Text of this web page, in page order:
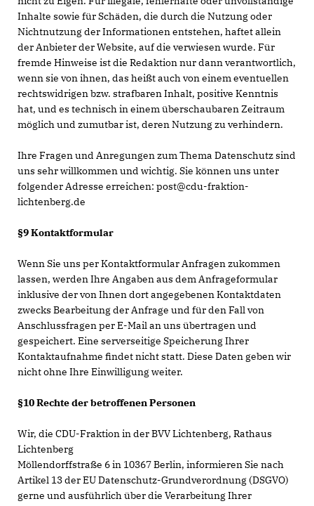
Inhalte sowie für Schäden, die durch die Nutzung oder
Nichtnutzung der Informationen entstehen, haftet allein
der Anbieter der Website, auf die verwiesen wurde. Für
fremde Hinweise ist die Redaktion nur dann verantwortlich,
wenn sie von ihnen, das heißt auch von einem eventuellen
rechtswidrigen bzw. strafbaren Inhalt, positive Kenntnis
hat, und es technisch in einem überschaubaren Zeitraum
möglich und zumutbar ist, deren Nutzung zu verhindern.
Ihre Fragen und Anregungen zum Thema Datenschutz sind
uns sehr willkommen und wichtig. Sie können uns unter
folgender Adresse erreichen: post@cdu-fraktion-
lichtenberg.de
§9 Kontaktformular
Wenn Sie uns per Kontaktformular Anfragen zukommen
lassen, werden Ihre Angaben aus dem Anfrageformular
inklusive der von Ihnen dort angegebenen Kontaktdaten
zwecks Bearbeitung der Anfrage und für den Fall von
Anschlussfragen per E-Mail an uns übertragen und
gespeichert. Eine serverseitige Speicherung Ihrer
Kontaktaufnahme findet nicht statt. Diese Daten geben wir
nicht ohne Ihre Einwilligung weiter.
§10 Rechte der betroffenen Personen
Wir, die CDU-Fraktion in der BVV Lichtenberg, Rathaus
Lichtenberg
Möllendorffstraße 6 in 10367 Berlin, informieren Sie nach
Artikel 13 der EU Datenschutz-Grundverordnung (DSGVO)
gerne und ausführlich über die Verarbeitung Ihrer